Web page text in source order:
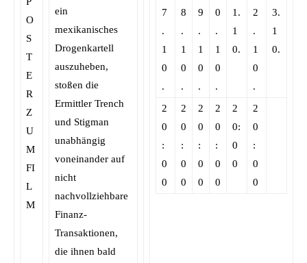
7
.
1
0
.
8
.
1
0
.
9
.
1
0
.
0
.
1
0
.
1.
1
0.
2
.
1
0
.
3.
1
0.
2
0
:
0
0
2
0
:
0
0
2
0
:
0
0
2
0
:
0
0
2
0:
0
0
2
0
:
0
0
ein
mexikanisches
Drogenkartell
auszuheben,
stoßen die
Ermittler Trench
und Stigman
unabhängig
voneinander auf
nicht
nachvollziehbare
Finanz-
Transaktionen,
die ihnen bald